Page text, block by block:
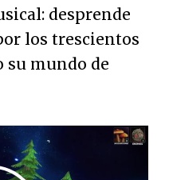
desprende
los trescientos
su mundo de